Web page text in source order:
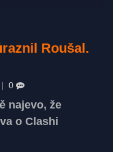
Roušal.
0
najevo, že
o Clashi